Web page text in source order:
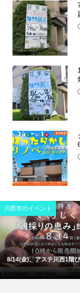
川西市のイベント
8/14(金)、アステ川西1階